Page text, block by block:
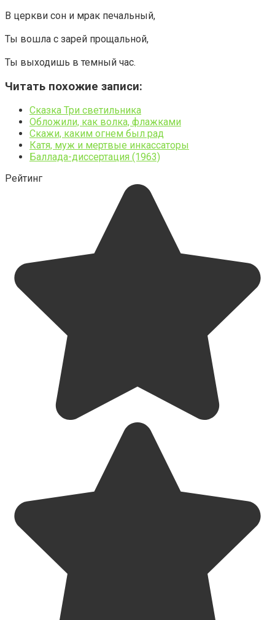
В церкви сон и мрак печальный,
Ты вошла с зарей прощальной,
Ты выходишь в темный час.
Читать похожие записи:
Сказка Три светильника
Обложили, как волка, флажками
Скажи, каким огнем был рад
Катя, муж и мертвые инкассаторы
Баллада-диссертация (1963)
Рейтинг